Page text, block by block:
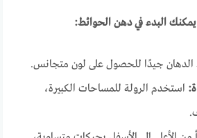
يمكنك البدء في دهن الحوائط:
جيدًا للحصول على لون متجانس.
استخدم الرولة للمساحات الكبيرة،